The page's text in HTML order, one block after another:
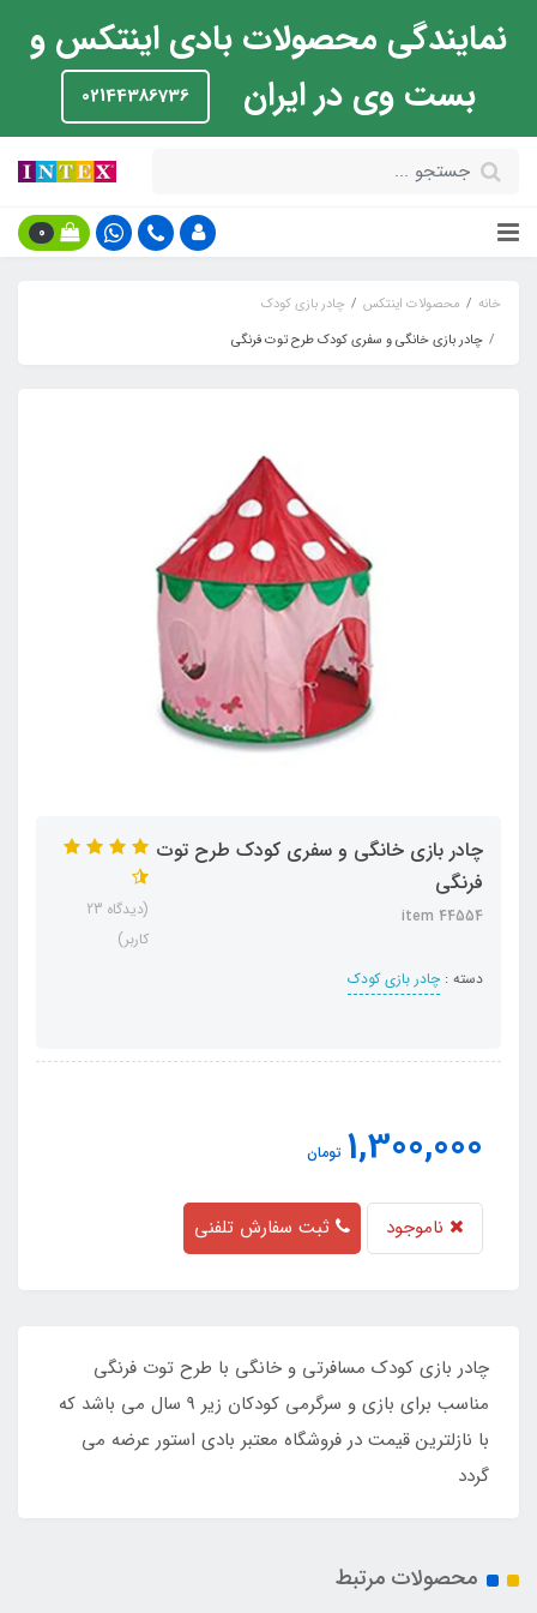
نمایندگی محصولات بادی اینتکس و
بست وی در ایران
02144386736
0
خانه محصولات اینتکس
چادر بازی کودک
چادر بازی خانگی و سفری کودک طرح توت فرنگی
چادر بازی خانگی و سفری کودک طرح توت
فرنگی
item 44554
دسته : چادر بازی کودک
(دیدگاه 23
کاربر)
1,300,000 تومان
ناموجود ثبت سفارش تلفنی
چادر بازی کودک مسافرتی و خانگی با طرح توت فرنگی
مناسب برای بازی و سرگرمی کودکان زیر 9 سال می باشد که
با نازلترین قیمت در فروشگاه معتبر بادی استور عرضه می
گردد
محصولات مرتبط